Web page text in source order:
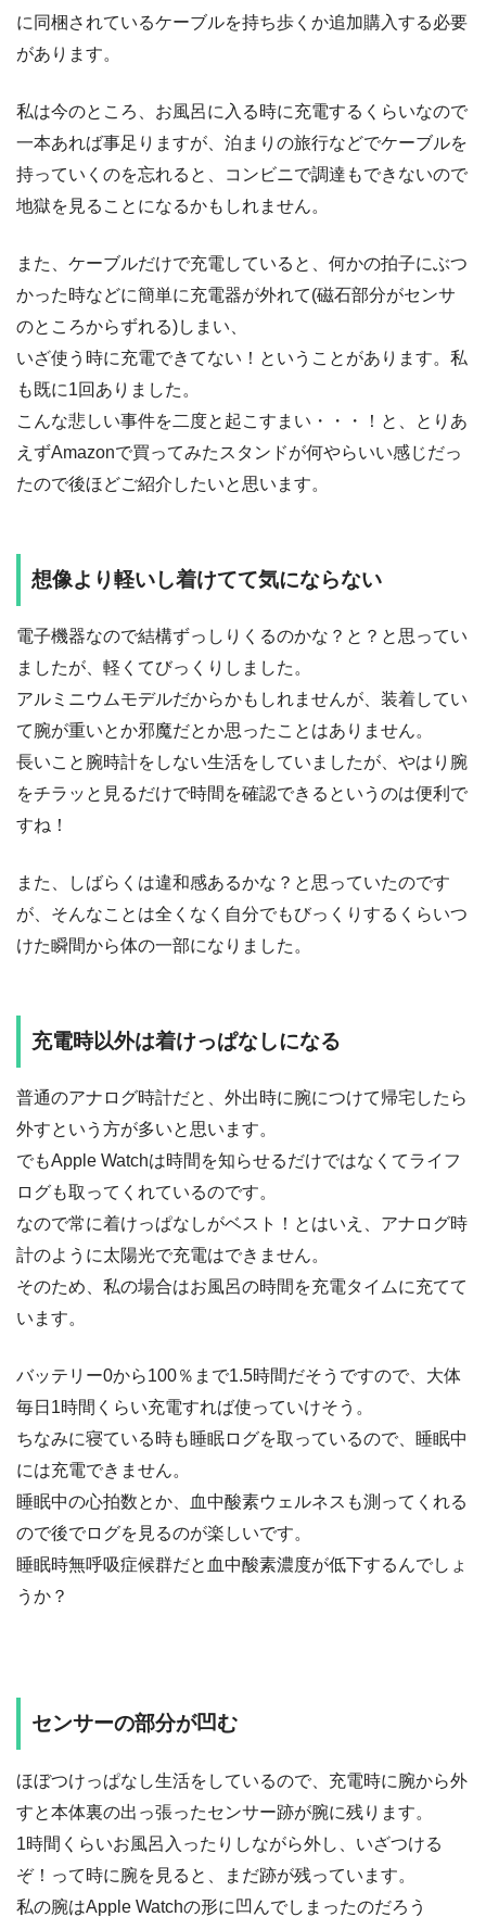
に同梱されているケーブルを持ち歩くか追加購入する必要
があります。
私は今のところ、お風呂に入る時に充電するくらいなので
一本あれば事足りますが、泊まりの旅行などでケーブルを
持っていくのを忘れると、コンビニで調達もできないので
地獄を見ることになるかもしれません。
また、ケーブルだけで充電していると、何かの拍子にぶつ
かった時などに簡単に充電器が外れて(磁石部分がセンサ
のところからずれる)しまい、
いざ使う時に充電できてない！ということがあります。私
も既に1回ありました。
こんな悲しい事件を二度と起こすまい・・・！と、とりあ
えずAmazonで買ってみたスタンドが何やらいい感じだっ
たので後ほどご紹介したいと思います。
想像より軽いし着けてて気にならない
電子機器なので結構ずっしりくるのかな？と？と思ってい
ましたが、軽くてびっくりしました。
アルミニウムモデルだからかもしれませんが、装着してい
て腕が重いとか邪魔だとか思ったことはありません。
長いこと腕時計をしない生活をしていましたが、やはり腕
をチラッと見るだけで時間を確認できるというのは便利で
すね！
また、しばらくは違和感あるかな？と思っていたのです
が、そんなことは全くなく自分でもびっくりするくらいつ
けた瞬間から体の一部になりました。
充電時以外は着けっぱなしになる
普通のアナログ時計だと、外出時に腕につけて帰宅したら
外すという方が多いと思います。
でもApple Watchは時間を知らせるだけではなくてライフ
ログも取ってくれているのです。
なので常に着けっぱなしがベスト！とはいえ、アナログ時
計のように太陽光で充電はできません。
そのため、私の場合はお風呂の時間を充電タイムに充てて
います。
バッテリー0から100％まで1.5時間だそうですので、大体
毎日1時間くらい充電すれば使っていけそう。
ちなみに寝ている時も睡眠ログを取っているので、睡眠中
には充電できません。
睡眠中の心拍数とか、血中酸素ウェルネスも測ってくれる
ので後でログを見るのが楽しいです。
睡眠時無呼吸症候群だと血中酸素濃度が低下するんでしょ
うか？
センサーの部分が凹む
ほぼつけっぱなし生活をしているので、充電時に腕から外
すと本体裏の出っ張ったセンサー跡が腕に残ります。
1時間くらいお風呂入ったりしながら外し、いざつける
ぞ！って時に腕を見ると、まだ跡が残っています。
私の腕はApple Watchの形に凹んでしまったのだろう